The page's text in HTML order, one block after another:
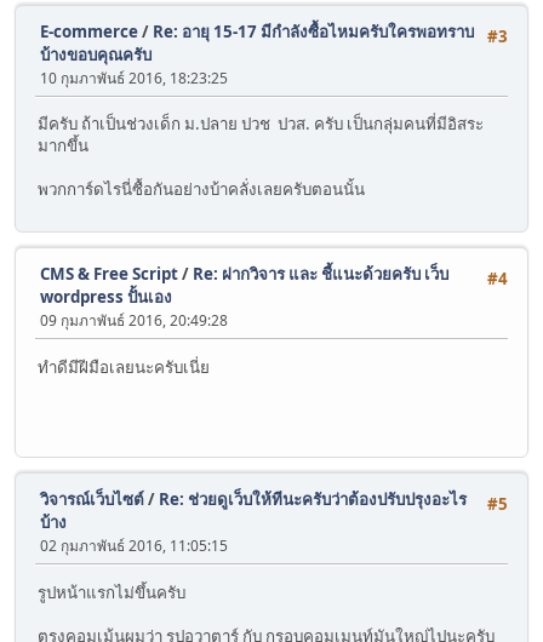
#3
E-commerce/ Re: อายุ 15-17 มีกำลังซื้อไหมครับใครพอทราบ
บ้างขอบคุณครับ
10 กุมภาพันธ์ 2016, 18:23:25
มีครับ ถ้าเป็นช่วงเด็ก ม.ปลาย ปวช ปวส. ครับ เป็นกลุ่มคนที่มีอิสระ
มากขึ้น
พวกการ์ดไรนี่ซื้อกันอย่างบ้าคลั่งเลยครับตอนนั้น
#4
CMS & Free Script/ Re: ฝากวิจาร และ ชี้แนะด้วยครับ เว็บ
wordpress ปั้นเอง
09 กุมภาพันธ์ 2016, 20:49:28
ทำดีมีฝีมือเลยนะครับเนี่ย
#5
วิจารณ์เว็บไซต์/ Re: ช่วยดูเว็บให้ทีนะครับว่าต้องปรับปรุงอะไร
บ้าง
02 กุมภาพันธ์ 2016, 11:05:15
รูปหน้าแรกไม่ขึ้นครับ
ตรงคอมเม้นผมว่า รูปอวาตาร์ กับ กรอบคอมเมนท์มันใหญ่ไปนะครับ